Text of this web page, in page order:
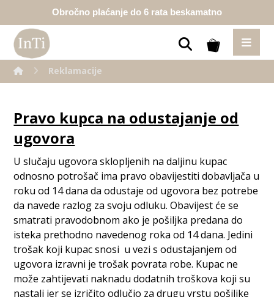
Obročno plaćanje do 6 rata beskamatno
Reklamacije
Pravo kupca na odustajanje od
ugovora
U slučaju ugovora sklopljenih na daljinu kupac
odnosno potrošač ima pravo obavijestiti dobavljača u
roku od 14 dana da odustaje od ugovora bez potrebe
da navede razlog za svoju odluku. Obavijest će se
smatrati pravodobnom ako je pošiljka predana do
isteka prethodno navedenog roka od 14 dana. Jedini
trošak koji kupac snosi u vezi s odustajanjem od
ugovora izravni je trošak povrata robe. Kupac ne
može zahtijevati naknadu dodatnih troškova koji su
nastali jer se izričito odlučio za drugu vrstu pošiljke